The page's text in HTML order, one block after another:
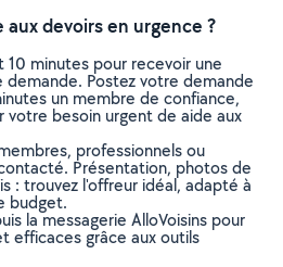
devoirs en urgence ?
10 minutes pour recevoir une
Postez votre demande
un membre de confiance,
votre besoin urgent de aide aux
professionnels ou
Présentation, photos de
: trouvez l'offreur idéal, adapté à
budget.
la messagerie AlloVoisins pour
efficaces grâce aux outils